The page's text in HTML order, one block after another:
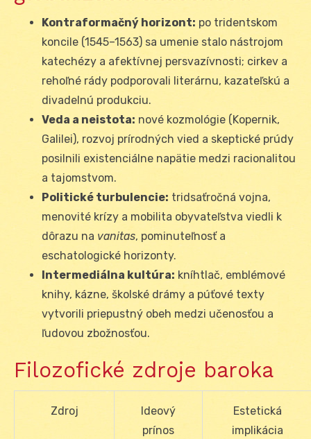
Kontrafor­mačný horizont: po tridentskom
koncile (1545–1563) sa umenie stalo nástrojom
katechézy a afektívnej persvazívnosti; cirkev a
rehoľné rády podporovali literárnu, kazateľskú a
divadelnú produkciu.
Veda a neistota: nové kozmológie (Kopernik,
Galilei), rozvoj prírodných vied a skeptické prúdy
posilnili existenciálne napätie medzi racionalitou
a tajomstvom.
Politické turbulencie: tridsaťročná vojna,
menovité krízy a mobilita obyvateľstva viedli k
dôrazu na vanitas, pominuteľnosť a
eschatologické horizonty.
Intermediálna kultúra: kníhtlač, emblémové
knihy, kázne, školské drámy a púťové texty
vytvorili priepustný obeh medzi učenosťou a
ľudovou zbožnosťou.
Filozofické zdroje baroka
Zdroj
Ideový
prínos
Estetická
implikácia